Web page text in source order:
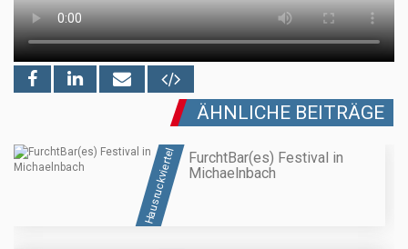
ÄHNLICHE BEITRÄGE
Hausruckviertel
FurchtBar(es) Festival in
Michaelnbach